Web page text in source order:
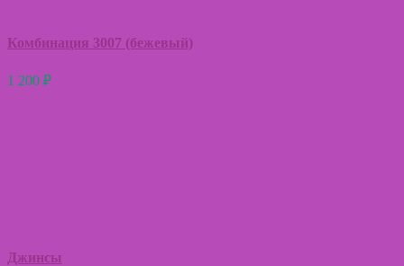
Комбинация 3007 (бежевый)
1 200 ₽
Джинсы